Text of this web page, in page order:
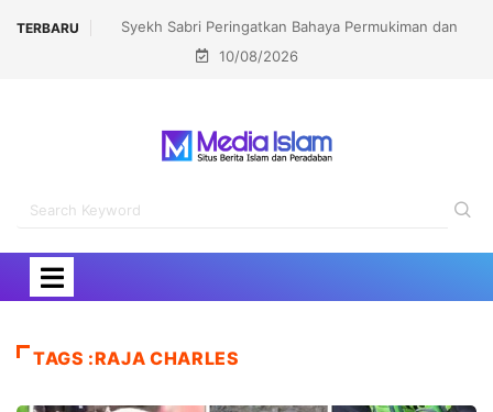
TERBARU
Syekh Sabri Peringatkan Bahaya Permukiman dan
Yudaisasi Israel di Sekitar Al-Aqsha
10/08/2026
TAGS :RAJA CHARLES